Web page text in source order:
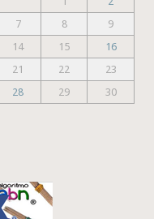
7 8
9
14 15
16
21 22
23
28 29 30